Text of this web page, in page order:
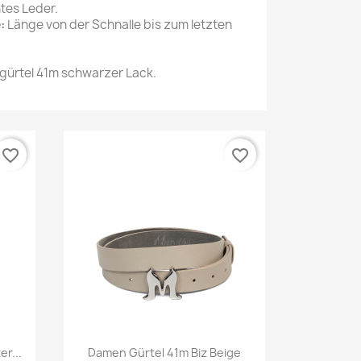
Leder.
Länge von der Schnalle bis zum letzten
41m schwarzer Lack.
favorite_border
Vorschau
Damen Gürtel 41m Biz Beige
favorite_border